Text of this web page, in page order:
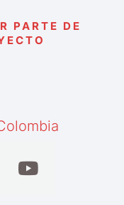
PARTE DE